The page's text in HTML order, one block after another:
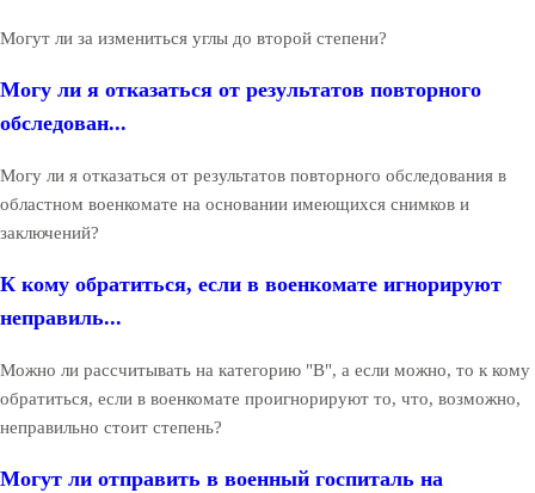
Могут ли за измениться углы до второй степени?
Могу ли я отказаться от результатов повторного
обследован...
Могу ли я отказаться от результатов повторного обследования в
областном военкомате на основании имеющихся снимков и
заключений?
К кому обратиться, если в военкомате игнорируют
неправиль...
Можно ли рассчитывать на категорию "В", а если можно, то к кому
обратиться, если в военкомате проигнорируют то, что, возможно,
неправильно стоит степень?
Могут ли отправить в военный госпиталь на